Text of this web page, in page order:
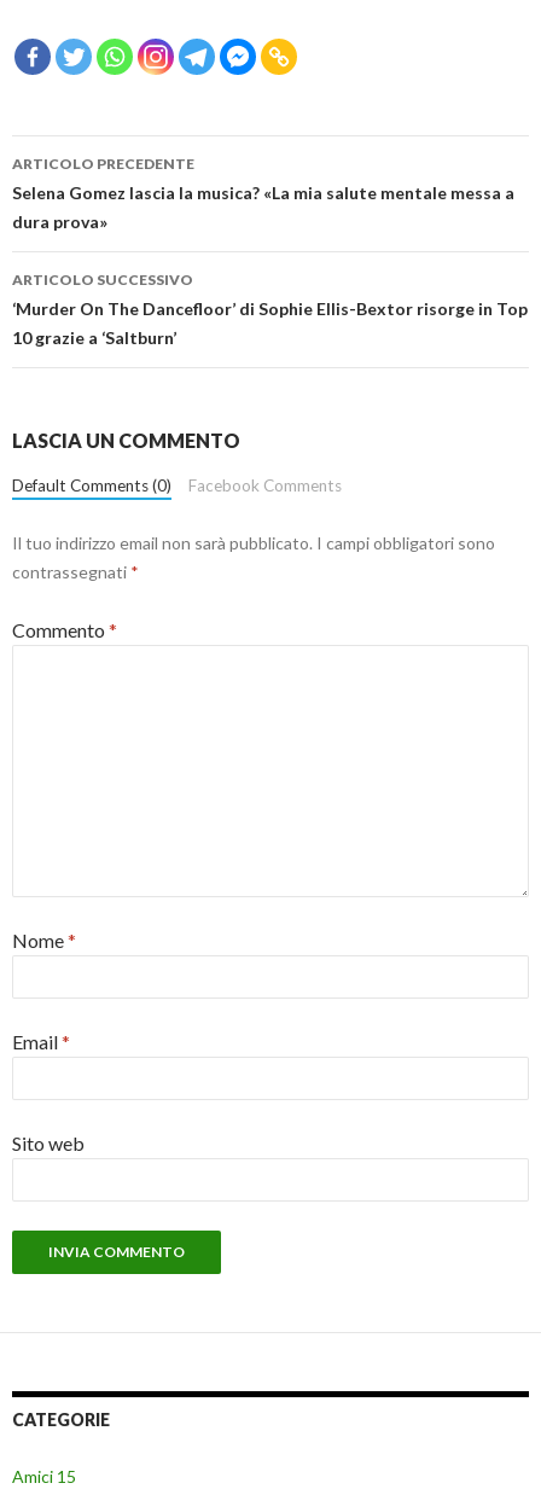
Navigazione
articolo
ARTICOLO PRECEDENTE
Selena Gomez lascia la musica? «La mia salute mentale messa a
dura prova»
ARTICOLO SUCCESSIVO
‘Murder On The Dancefloor’ di Sophie Ellis-Bextor risorge in Top
10 grazie a ‘Saltburn’
LASCIA UN COMMENTO
Default Comments (0) Facebook Comments
Il tuo indirizzo email non sarà pubblicato. I campi obbligatori sono
contrassegnati *
Commento *
Nome*
Email*
Sito web
CATEGORIE
Amici 15